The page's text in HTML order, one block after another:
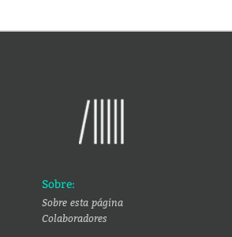
Sobre:
Sobre esta página
Colaboradores